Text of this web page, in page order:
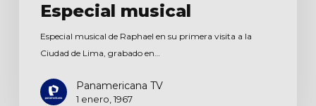
Especial musical
Especial musical de Raphael en su primera visita a la
Ciudad de Lima, grabado en…
Panamericana TV
1 enero, 1967